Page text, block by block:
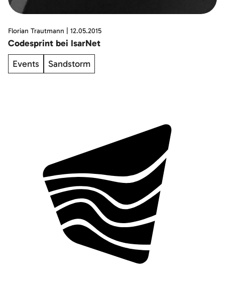
Florian Trautmann 12.05.2015
Codesprint bei IsarNet
Events
Sandstorm